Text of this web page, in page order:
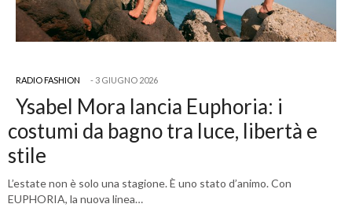
RADIO FASHION 3 GIUGNO 2026
Ysabel Mora lancia Euphoria: i
costumi da bagno tra luce, libertà e
stile
L’estate non è solo una stagione. È uno stato d’animo. Con
EUPHORIA, la nuova linea…